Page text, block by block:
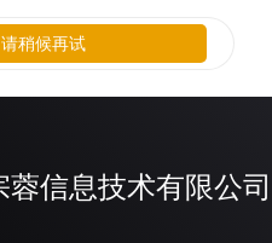
蓉信息技术有限公司
稍候再试